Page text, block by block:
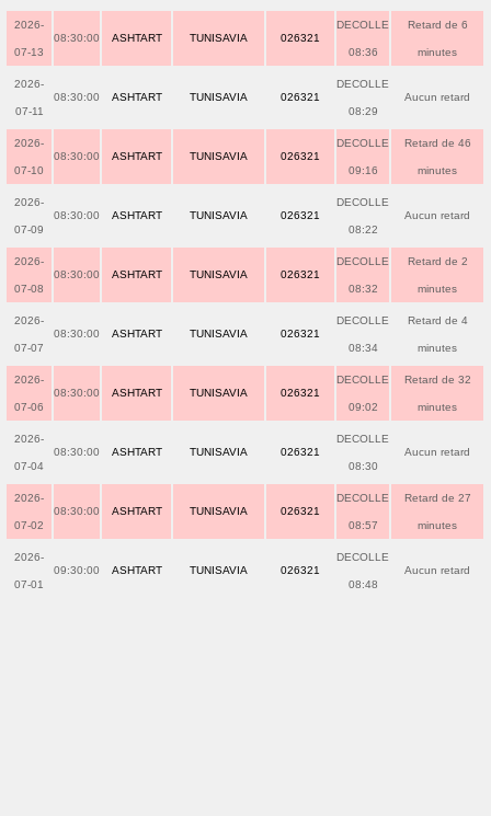
2026-
07-13
08:30:00 ASHTART TUNISAVIA 026321
DECOLLE
08:36
Retard de 6
minutes
2026-
07-11
08:30:00 ASHTART TUNISAVIA 026321
DECOLLE
08:29
Aucun retard
2026-
07-10
08:30:00 ASHTART TUNISAVIA 026321
DECOLLE
09:16
Retard de 46
minutes
2026-
07-09
08:30:00 ASHTART TUNISAVIA 026321
DECOLLE
08:22
Aucun retard
2026-
07-08
08:30:00 ASHTART TUNISAVIA 026321
DECOLLE
08:32
Retard de 2
minutes
2026-
07-07
08:30:00 ASHTART TUNISAVIA 026321
DECOLLE
08:34
Retard de 4
minutes
2026-
07-06
08:30:00 ASHTART TUNISAVIA 026321
DECOLLE
09:02
Retard de 32
minutes
2026-
07-04
08:30:00 ASHTART TUNISAVIA 026321
DECOLLE
08:30
Aucun retard
2026-
07-02
08:30:00 ASHTART TUNISAVIA 026321
DECOLLE
08:57
Retard de 27
minutes
2026-
07-01
09:30:00 ASHTART TUNISAVIA 026321
DECOLLE
08:48
Aucun retard